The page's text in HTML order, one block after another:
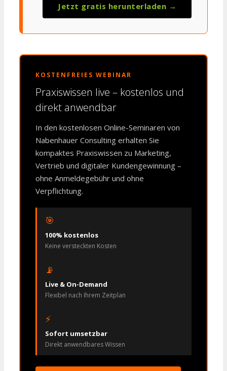
Jetzt gratis herunterladen →
KOSTENFREIES WEBINAR
Praxiswissen live – kostenlos und
direkt anwendbar
In den kostenlosen Online-Seminaren von
Nabenhauer Consulting erhalten Sie
kompaktes Praxiswissen zu Marketing,
Vertrieb und digitaler Kundengewinnung –
ohne Anmeldegebühr und ohne
Verpflichtung.
🎯
100% kostenlos
Keine versteckten Kosten
📡
Live & On-Demand
Flexibel nach Ihrem Zeitplan
⚡
Sofort umsetzbar
Direkt anwendbares Wissen